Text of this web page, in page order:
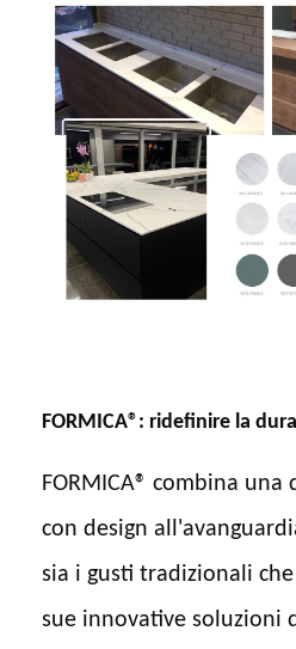
FORMICA®: ridefinire la
FORMICA® combina
con design
sia i gusti tradizionali
sue innovative soluzioni